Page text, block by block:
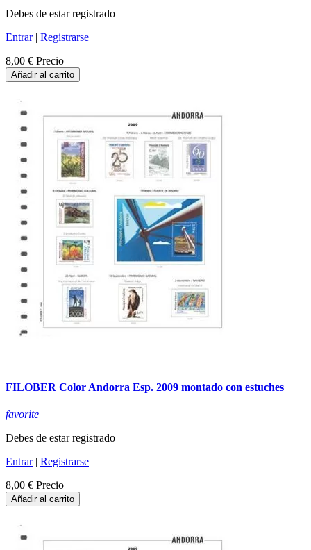
Debes de estar registrado
Entrar| Registrarse
8,00 € Precio
Añadir al carrito
FILOBER Color Andorra Esp. 2009 montado con estuches
favorite
Debes de estar registrado
Entrar| Registrarse
8,00 € Precio
Añadir al carrito